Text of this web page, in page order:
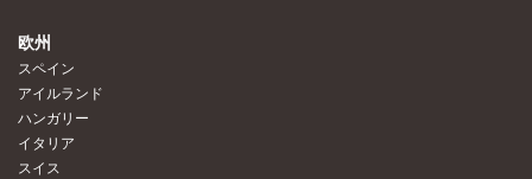
欧州
スペイン
アイルランド
ハンガリー
イタリア
スイス